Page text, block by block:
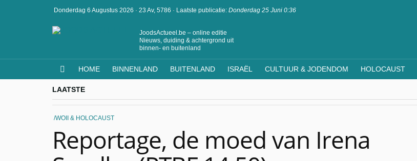
Donderdag 6 Augustus 2026 · 23 Av, 5786 · Laatste publicatie: Donderdag 25 Juni 0:36
JoodsActueel.be – online editie
Nieuws, duiding & achtergrond uit
binnen- en buitenland
HOME BINNENLAND BUITENLAND ISRAËL CULTUUR & JODENDOM HOLOCAUST
LAATSTE
WOII & HOLOCAUST
Reportage, de moed van Irena